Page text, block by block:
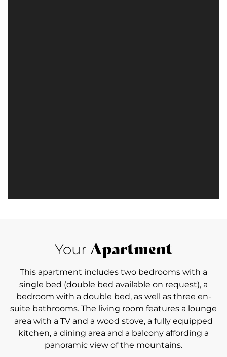
Your Apartment
This apartment includes two bedrooms with a
single bed (double bed available on request), a
bedroom with a double bed, as well as three en-
suite bathrooms. The living room features a lounge
area with a TV and a wood stove, a fully equipped
kitchen, a dining area and a balcony affording a
panoramic view of the mountains.